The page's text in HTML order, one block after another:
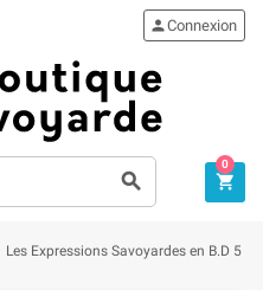

Connexion

0
Les Expressions Savoyardes en B.D 5